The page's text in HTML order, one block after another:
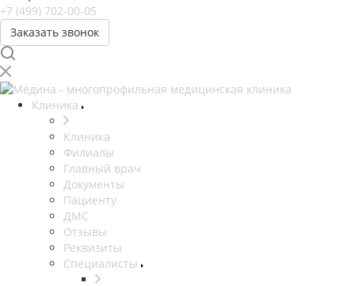
+7 (499) 702-00-05
Заказать звонок
Клиника
Клиника
Филиалы
Главный врач
Документы
Пациенту
ДМС
Отзывы
Реквизиты
Специалисты